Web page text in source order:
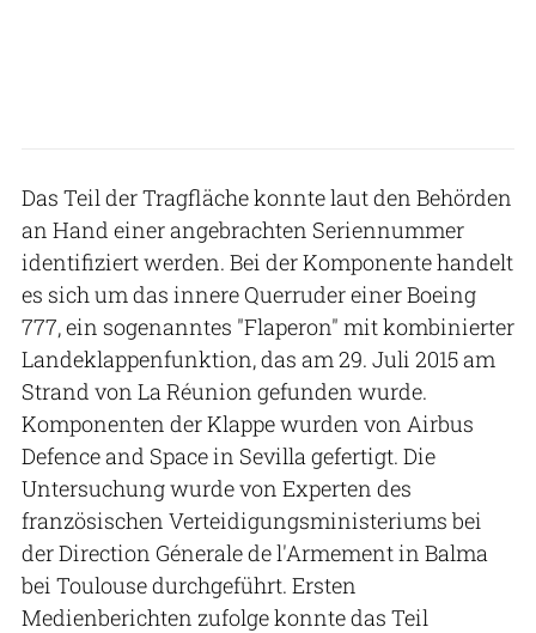
Das Teil der Tragfläche konnte laut den Behörden
an Hand einer angebrachten Seriennummer
identifiziert werden. Bei der Komponente handelt
es sich um das innere Querruder einer Boeing
777, ein sogenanntes "Flaperon" mit kombinierter
Landeklappenfunktion, das am 29. Juli 2015 am
Strand von La Réunion gefunden wurde.
Komponenten der Klappe wurden von Airbus
Defence and Space in Sevilla gefertigt. Die
Untersuchung wurde von Experten des
französischen Verteidigungsministeriums bei
der Direction Génerale de l'Armement in Balma
bei Toulouse durchgeführt. Ersten
Medienberichten zufolge konnte das Teil